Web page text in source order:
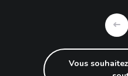
Vous